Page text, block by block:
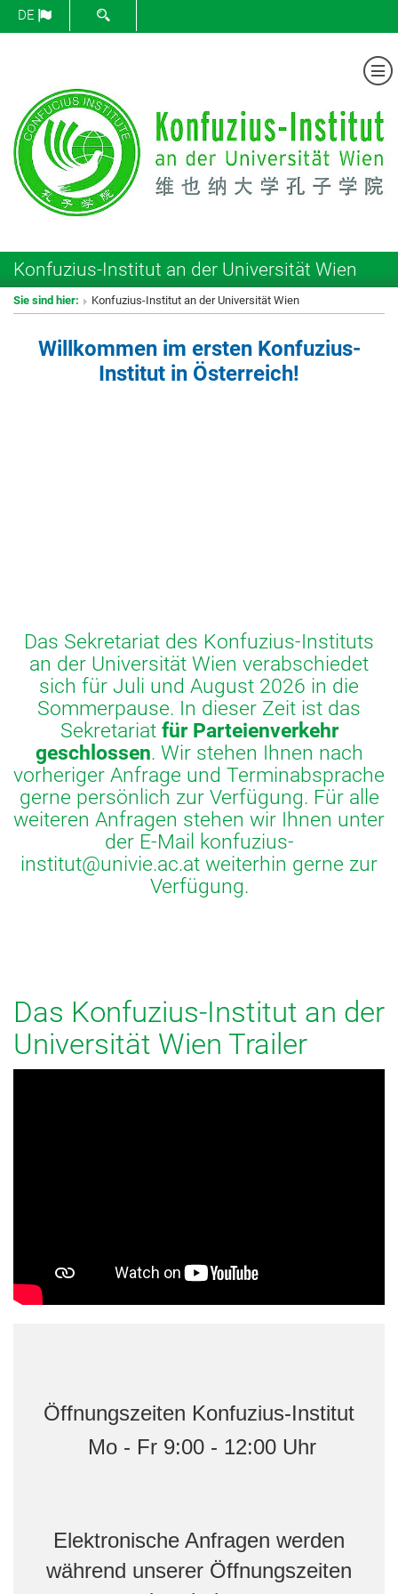
DE SUCHFORMULAR ÖFFNEN
Konfuzius-Institut an der Universität Wien
Sie sind hier: Konfuzius-Institut an der Universität Wien
Willkommen im ersten Konfuzius-
Institut in Österreich!
Das Sekretariat des Konfuzius-Instituts
an der Universität Wien verabschiedet
sich für Juli und August 2026 in die
Sommerpause. In dieser Zeit ist das
Sekretariatfür Parteienverkehr
geschlossen. Wir stehen Ihnen nach
vorheriger Anfrage und Terminabsprache
gerne persönlich zur Verfügung. Für alle
weiteren Anfragen stehen wir Ihnen unter
der E-Mail konfuzius-
institut@univie.ac.at weiterhin gerne zur
Verfügung.
Das Konfuzius-Institut an der
Universität Wien Trailer
Öffnungszeiten Konfuzius-Institut
Mo - Fr 9:00 - 12:00 Uhr
Elektronische Anfragen werden
während unserer Öffnungszeiten